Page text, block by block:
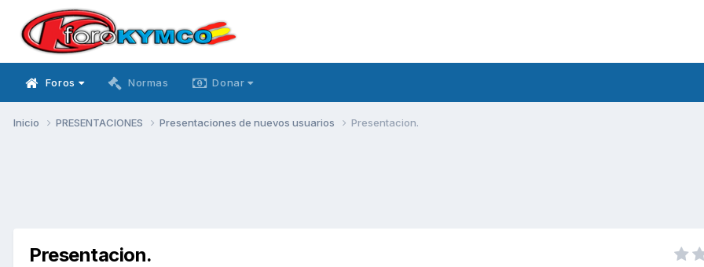
Foros Normas Donar
Inicio PRESENTACIONES Presentaciones de nuevos usuarios Presentacion.
Presentacion.